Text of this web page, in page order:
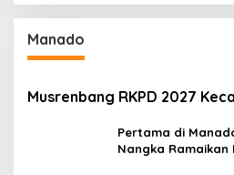
Manado
Musrenbang RKPD 2027
Pertama di
Nangka Ramaikan